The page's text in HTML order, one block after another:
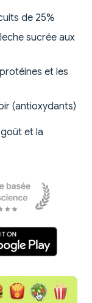
de 25%
sucrée aux
et les
(antioxydants)
et la